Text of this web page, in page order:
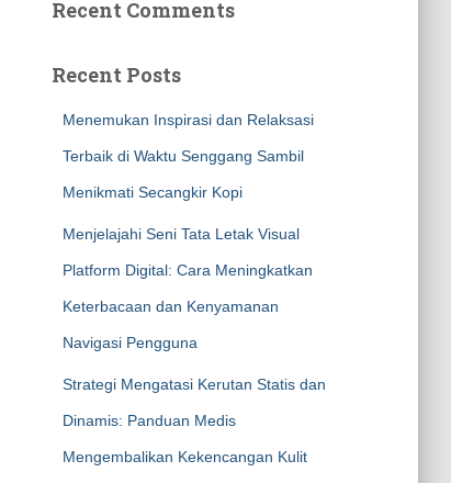
Recent Comments
Recent Posts
Menemukan Inspirasi dan Relaksasi
Terbaik di Waktu Senggang Sambil
Menikmati Secangkir Kopi
Menjelajahi Seni Tata Letak Visual
Platform Digital: Cara Meningkatkan
Keterbacaan dan Kenyamanan
Navigasi Pengguna
Strategi Mengatasi Kerutan Statis dan
Dinamis: Panduan Medis
Mengembalikan Kekencangan Kulit